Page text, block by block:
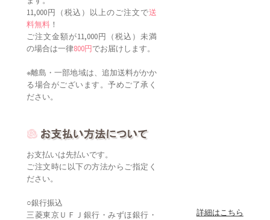
11,000円（税込）以上のご注文で送
料無料 ！
ご注文金額が11,000円（税込）未満
の場合は一律800円でお届けします。
※離島・一部地域は、追加送料がかか
る場合がございます。予めご了承く
ださい。
お支払いは先払いです。
ご注文時に以下の方法からご指定く
ださい。
○銀行振込
三菱東京ＵＦＪ銀行・みずほ銀行・
詳細はこちら